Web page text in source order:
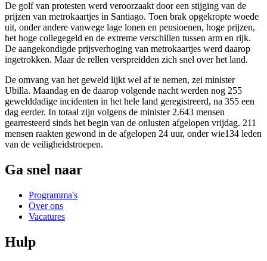
De golf van protesten werd veroorzaakt door een stijging van de
prijzen van metrokaartjes in Santiago. Toen brak opgekropte woede
uit, onder andere vanwege lage lonen en pensioenen, hoge prijzen,
het hoge collegegeld en de extreme verschillen tussen arm en rijk.
De aangekondigde prijsverhoging van metrokaartjes werd daarop
ingetrokken. Maar de rellen verspreidden zich snel over het land.
De omvang van het geweld lijkt wel af te nemen, zei minister
Ubilla. Maandag en de daarop volgende nacht werden nog 255
gewelddadige incidenten in het hele land geregistreerd, na 355 een
dag eerder. In totaal zijn volgens de minister 2.643 mensen
gearresteerd sinds het begin van de onlusten afgelopen vrijdag. 211
mensen raakten gewond in de afgelopen 24 uur, onder wie134 leden
van de veiligheidstroepen.
Ga snel naar
Programma's
Over ons
Vacatures
Hulp